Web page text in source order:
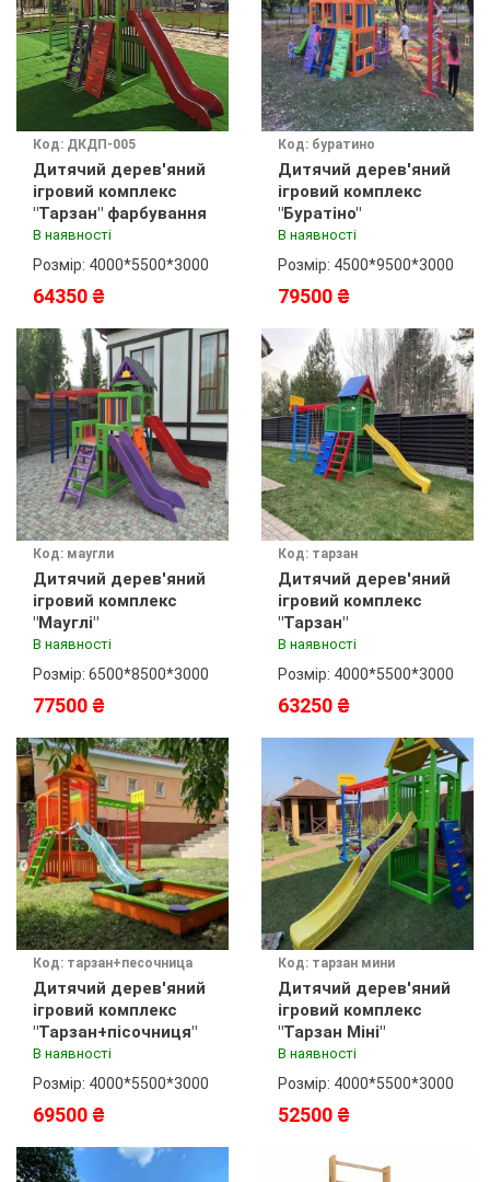
Код: ДКДП-005
Дитячий дерев'яний
ігровий комплекс
"Тарзан" фарбування
В наявності
Розмір: 4000*5500*3000
64350 ₴
Код: буратино
Дитячий дерев'яний
ігровий комплекс
"Буратіно"
В наявності
Розмір: 4500*9500*3000
79500 ₴
Код: маугли
Дитячий дерев'яний
ігровий комплекс
"Мауглі"
В наявності
Розмір: 6500*8500*3000
77500 ₴
Код: тарзан
Дитячий дерев'яний
ігровий комплекс
"Тарзан"
В наявності
Розмір: 4000*5500*3000
63250 ₴
Код: тарзан+песочница
Дитячий дерев'яний
ігровий комплекс
"Тарзан+пісочниця"
В наявності
Розмір: 4000*5500*3000
69500 ₴
Код: тарзан мини
Дитячий дерев'яний
ігровий комплекс
"Тарзан Міні"
В наявності
Розмір: 4000*5500*3000
52500 ₴